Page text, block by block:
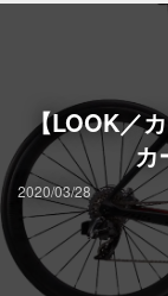
【LOOK／
カ
2020/03/28